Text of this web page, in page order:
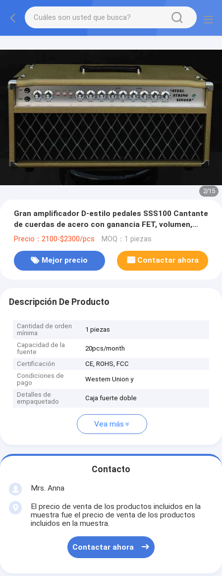
2/15
Gran amplificador D-estilo pedales SSS100 Cantante
de cuerdas de acero con ganancia FET, volumen,
treble, medio, bajo, alto, bajo, enviar,
Precio：2100-$2300/pcs MOQ：1 piezas
Mejor precio Contactar ahora
Descripción De Producto
Cantidad de orden
mínima
1 piezas
Capacidad de la
fuente
20pcs/month
Certificación
CE, ROHS, FCC
Condiciones de
pago
Western Union y
Detalles de
empaquetado
Caja fuerte doble
Vea más
Contacto
Mrs. Anna
El precio de venta de los productos incluidos en la
muestra fue el precio de venta de los productos
incluidos en la muestra.
Contactar ahora